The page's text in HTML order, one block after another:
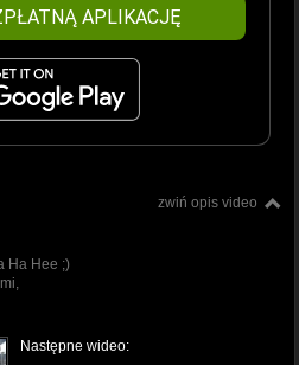
APLIKACJĘ
zwiń opis video
Ha Hee ;)
Następne wideo: